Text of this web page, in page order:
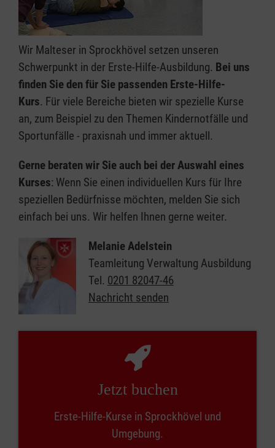
Wir Malteser in Sprockhövel setzen unseren
Schwerpunkt in der Erste-Hilfe-Ausbildung. Bei uns
finden Sie den für Sie passenden Erste-Hilfe-
Kurs. Für viele Bereiche bieten wir spezielle Kurse
an, zum Beispiel zu den Themen Kindernotfälle und
Sportunfälle - praxisnah und immer aktuell.
Gerne beraten wir Sie auch bei der Auswahl eines
Kurses: Wenn Sie einen individuellen Kurs für Ihre
speziellen Bedürfnisse möchten, melden Sie sich
einfach bei uns. Wir helfen Ihnen gerne weiter.
Melanie Adelstein
Teamleitung Verwaltung Ausbildung
Tel. 0201 82047-46
Nachricht senden
Jetzt buchen
Erste-Hilfe-Kurse in Sprockhövel und
Umgebung.